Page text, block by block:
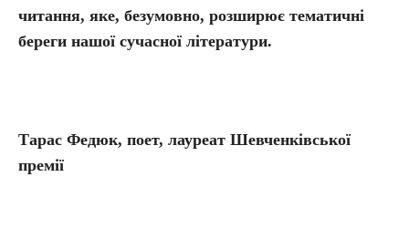
читання, яке, безумовно, розширює тематичні
береги нашої сучасної літератури.
Тарас Федюк, поет, лауреат Шевченківської
премії